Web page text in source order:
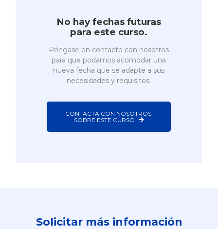
No hay fechas futuras
para este curso.
Póngase en contacto con nosotros
para que podamos acomodar una
nueva fecha que se adapte a sus
necesidades y requisitos.
CONTACTA CON NOSOTROS
SOBRE ESTE CURSO
Solicitar más información